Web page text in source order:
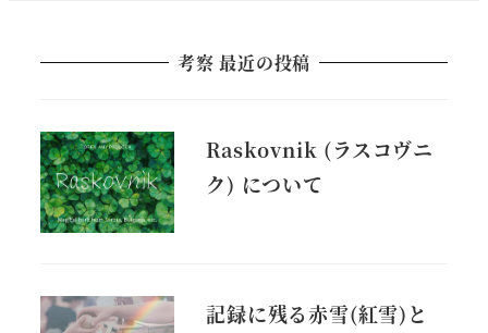
考察 最近の投稿
Raskovnik (ラスコヴニ
ク) について
記録に残る赤雪(紅雪)と